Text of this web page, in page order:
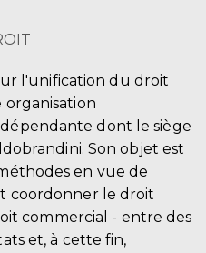
l'unification du droit
organisation
dont le siège
Son objet est
en vue de
coordonner le droit
commercial - entre des
et, à cette fin,